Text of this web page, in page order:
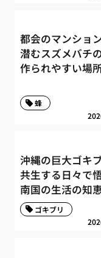
都会のマンショ
潜むスズメバチ
作られやすい場
蜂
沖縄の巨大ゴキ
共生する日々で
南国の生活の知
ゴキブリ